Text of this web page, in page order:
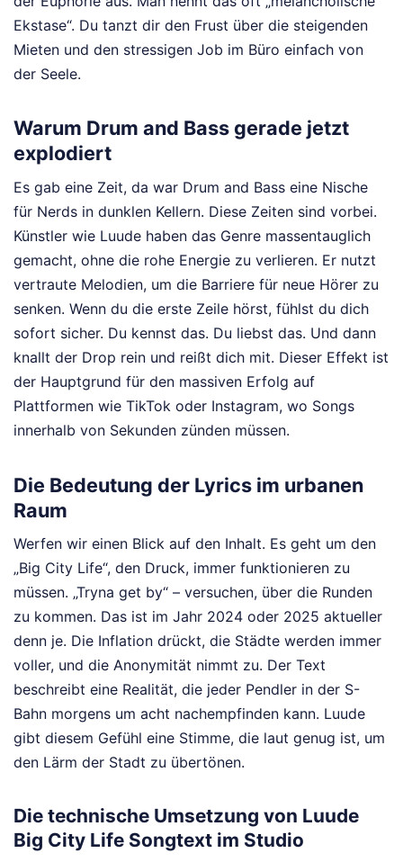
Ekstase“. Du tanzt dir den Frust über die steigenden
Mieten und den stressigen Job im Büro einfach von
der Seele.
Warum Drum and Bass gerade jetzt
explodiert
Es gab eine Zeit, da war Drum and Bass eine Nische
für Nerds in dunklen Kellern. Diese Zeiten sind vorbei.
Künstler wie Luude haben das Genre massentauglich
gemacht, ohne die rohe Energie zu verlieren. Er nutzt
vertraute Melodien, um die Barriere für neue Hörer zu
senken. Wenn du die erste Zeile hörst, fühlst du dich
sofort sicher. Du kennst das. Du liebst das. Und dann
knallt der Drop rein und reißt dich mit. Dieser Effekt ist
der Hauptgrund für den massiven Erfolg auf
Plattformen wie TikTok oder Instagram, wo Songs
innerhalb von Sekunden zünden müssen.
Die Bedeutung der Lyrics im urbanen
Raum
Werfen wir einen Blick auf den Inhalt. Es geht um den
„Big City Life“, den Druck, immer funktionieren zu
müssen. „Tryna get by“ – versuchen, über die Runden
zu kommen. Das ist im Jahr 2024 oder 2025 aktueller
denn je. Die Inflation drückt, die Städte werden immer
voller, und die Anonymität nimmt zu. Der Text
beschreibt eine Realität, die jeder Pendler in der S-
Bahn morgens um acht nachempfinden kann. Luude
gibt diesem Gefühl eine Stimme, die laut genug ist, um
den Lärm der Stadt zu übertönen.
Die technische Umsetzung von Luude
Big City Life Songtext im Studio